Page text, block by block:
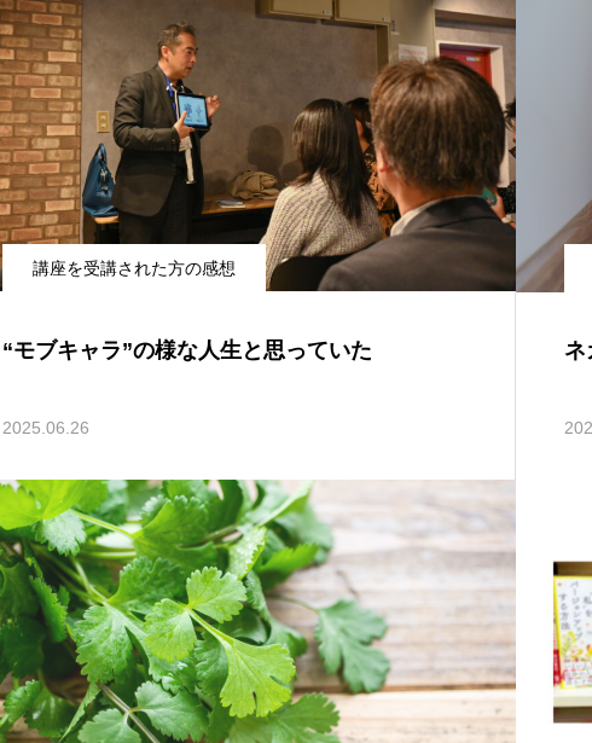
講座を受講された方の感想
“モブキャラ”の様な人生と思っていた
2025.06.26
ネ